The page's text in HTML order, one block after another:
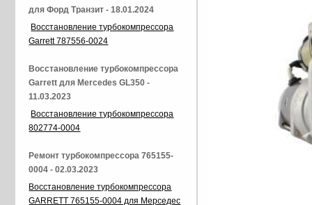
для Форд Транзит - 18.01.2024
Восстановление турбокомпрессора
Garrett 787556-0024
Восстановление турбокомпрессора
Garrett для Mercedes GL350 -
11.03.2023
Восстановление турбокомпрессора
802774-0004
Ремонт турбокомпрессора 765155-
0004 - 02.03.2023
Восстановление турбокомпрессора
GARRETT 765155-0004 для Мерседес